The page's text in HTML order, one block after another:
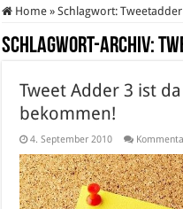
Home » Schlagwort:Tweetadder
Schlagwort-Archiv:
Tweet Adder 3 ist
bekommen!
4. September 2010